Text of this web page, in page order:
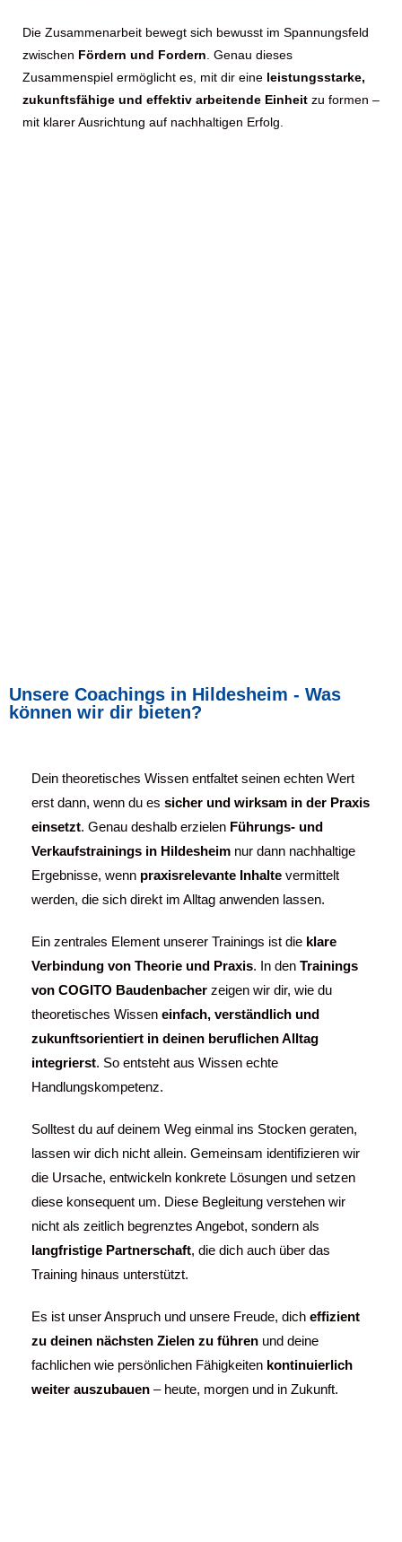
Die Zusammenarbeit bewegt sich bewusst im Spannungsfeld
zwischen Fördern und Fordern . Genau dieses
Zusammenspiel ermöglicht es, mit dir eine leistungsstarke,
zukunftsfähige und effektiv arbeitende Einheit zu formen –
mit klarer Ausrichtung auf nachhaltigen Erfolg.
Unsere Coachings in Hildesheim - Was
können wir dir bieten?
Dein theoretisches Wissen entfaltet seinen echten Wert
erst dann, wenn du es sicher und wirksam in der Praxis
einsetzt. Genau deshalb erzielen Führungs- und
Verkaufstrainings in Hildesheim nur dann nachhaltige
Ergebnisse, wenn praxisrelevante Inhalte vermittelt
werden, die sich direkt im Alltag anwenden lassen.
Ein zentrales Element unserer Trainings ist die klare
Verbindung von Theorie und Praxis. In den Trainings
von COGITO Baudenbacher zeigen wir dir, wie du
theoretisches Wissen einfach, verständlich und
zukunftsorientiert in deinen beruflichen Alltag
integrierst. So entsteht aus Wissen echte
Handlungskompetenz.
Solltest du auf deinem Weg einmal ins Stocken geraten,
lassen wir dich nicht allein. Gemeinsam identifizieren wir
die Ursache, entwickeln konkrete Lösungen und setzen
diese konsequent um. Diese Begleitung verstehen wir
nicht als zeitlich begrenztes Angebot, sondern als
langfristige Partnerschaft, die dich auch über das
Training hinaus unterstützt.
Es ist unser Anspruch und unsere Freude, dich effizient
zu deinen nächsten Zielen zu führen und deine
fachlichen wie persönlichen Fähigkeiten kontinuierlich
weiter auszubauen – heute, morgen und in Zukunft.